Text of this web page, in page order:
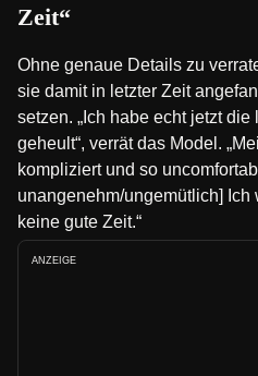
Zeit“
Ohne genaue Details zu
sie damit in letzter Zeit
setzen. „Ich habe echt jetzt die
geheult“, verrät das Model.
kompliziert und so
unangenehm/ungemütlich]
keine gute Zeit.“
ANZEIGE